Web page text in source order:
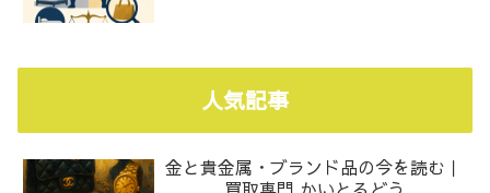
人気記事
金と貴金属・ブランド品の今を読む｜